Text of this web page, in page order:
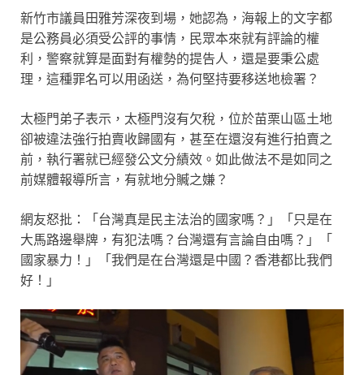
新竹市議員田雅芳深夜到場，她認為，海報上的文字都
是公務員必須受公評的事情，民眾本來就有評論的權
利，警察就算是面對有權勢的提告人，還是要秉公處
理，這種罪名可以用函送，為何堅持要移送地檢署？
太極門弟子表示，太極門沒有欠稅，位於苗栗山區土地
卻被違法強行拍賣收歸國有，甚至在還沒有進行拍賣之
前，執行署就已經發公文分績效。如此做法不是如同之
前媒體報導所言，有就地分贓之嫌？
​網友怒批：「台灣真是民主法治的國家嗎？」​「​只是在
大馬路邊舉牌，有犯法嗎？台灣還有言論自由嗎？」「​
國家暴力！」「​我們是在台灣還是中國？香港都比我們
好！」